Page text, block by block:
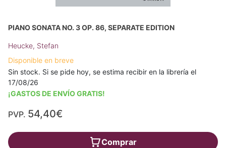
PIANO SONATA NO. 3 OP. 86, SEPARATE EDITION
Heucke, Stefan
Disponible en breve
Sin stock. Si se pide hoy, se estima recibir en la librería el
17/08/26
¡GASTOS DE ENVÍO GRATIS!
PVP. 54,40€
Comprar